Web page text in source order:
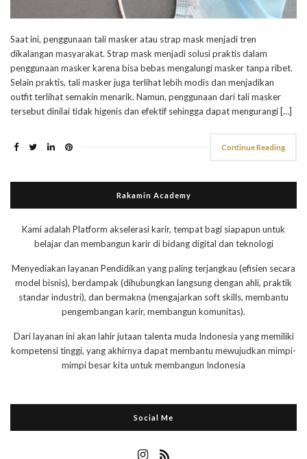
Saat ini, penggunaan tali masker atau strap mask menjadi tren
dikalangan masyarakat. Strap mask menjadi solusi praktis dalam
penggunaan masker karena bisa bebas mengalungi masker tanpa ribet.
Selain praktis, tali masker juga terlihat lebih modis dan menjadikan
outfit terlihat semakin menarik. Namun, penggunaan dari tali masker
tersebut dinilai tidak higenis dan efektif sehingga dapat mengurangi […]
Continue Reading
Rakamin Academy
Kami adalah Platform akselerasi karir, tempat bagi siapapun untuk
belajar dan membangun karir di bidang digital dan teknologi
Menyediakan layanan Pendidikan yang paling terjangkau (efisien secara
model bisnis), berdampak (dihubungkan langsung dengan ahli, praktik
standar industri), dan bermakna (mengajarkan soft skills, membantu
pengembangan karir, membangun komunitas).
Dari layanan ini akan lahir jutaan talenta muda Indonesia yang memiliki
kompetensi tinggi, yang akhirnya dapat membantu mewujudkan mimpi-
mimpi besar kita untuk membangun Indonesia
Social Me